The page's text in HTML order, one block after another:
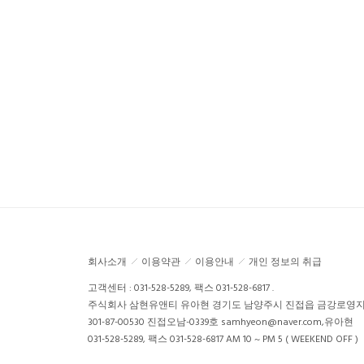
회사소개 이용약관 이용안내
개인 정보의 취급
고객센터 : 031-528-5289, 팩스 031-528-6817 .
주식회사 삼현유앤티 유아현 경기도 남양주시 진접읍 금강로영
301-87-00530 진접오남-0339호 samhyeon@naver.com,유아현
031-528-5289, 팩스 031-528-6817 AM 10 ~ PM 5 ( WEEKEND OFF )